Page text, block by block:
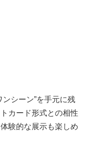
シーン”を手元に残
カード形式との相性
験的な展示も楽しめ